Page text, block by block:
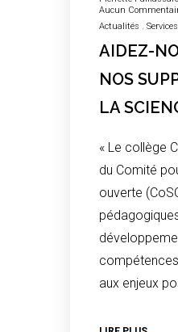
Aucun
Actualités
Services
AIDEZ-
NOS
LA
« Le collège
du Comité
ouverte
aux enjeux